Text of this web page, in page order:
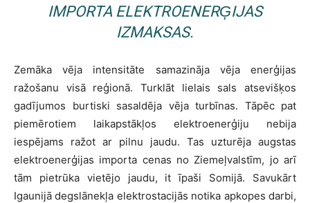
IMPORTA ELEKTROENERĢIJAS
IZMAKSAS.
Zemāka vēja intensitāte samazināja vēja enerģijas
ražošanu visā reģionā. Turklāt lielais sals atsevišķos
gadījumos burtiski sasaldēja vēja turbīnas. Tāpēc pat
piemērotiem laikapstākļos elektroenerģiju nebija
iespējams ražot ar pilnu jaudu. Tas uzturēja augstas
elektroenerģijas importa cenas no Ziemeļvalstīm, jo arī
tām pietrūka vietējo jaudu, it īpaši Somijā. Savukārt
Igaunijā degslānekļa elektrostacijās notika apkopes darbi,